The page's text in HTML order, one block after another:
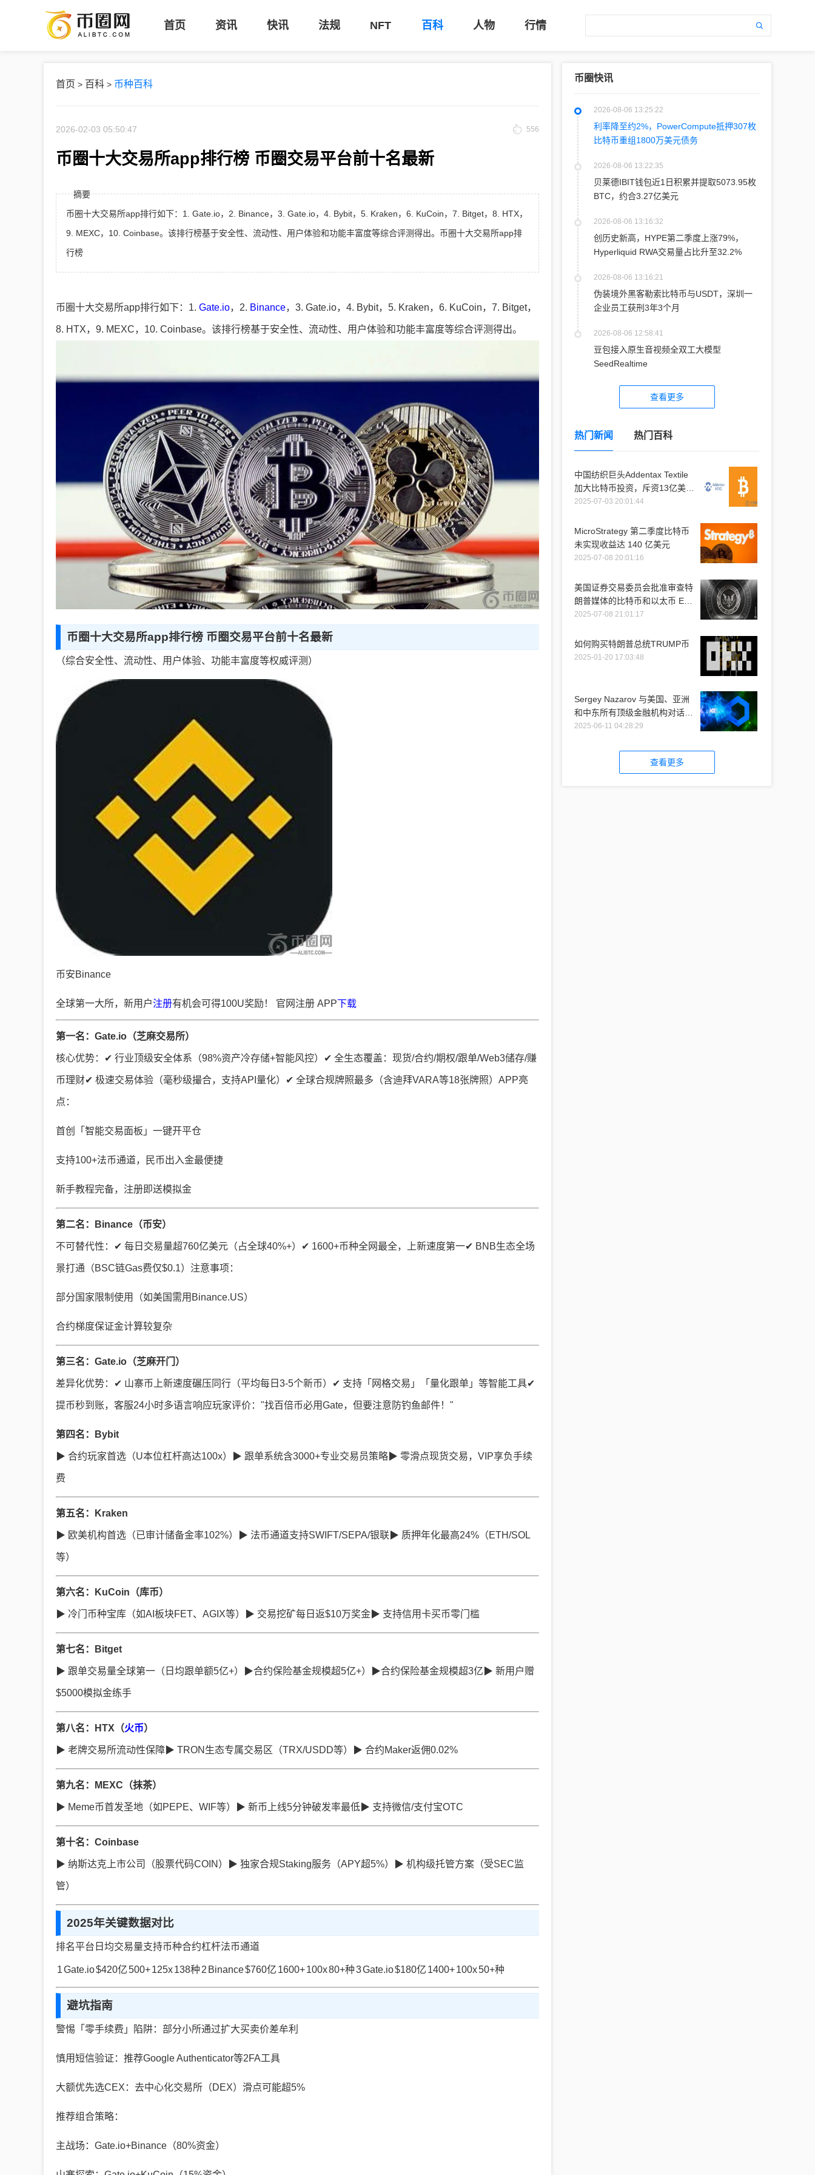
首页 资讯 快讯 法规 NFT 百科 人物 行情
首页 > 百科 > 币种百科
2026-02-03 05:50:47 556
币圈十大交易所app排行榜 币圈交易平台前十名最新
摘要
币圈十大交易所app排行如下：1. Gate.io，2. Binance，3. Gate.io，4. Bybit，5. Kraken，6. KuCoin，7. Bitget，8. HTX，
9. MEXC，10. Coinbase。该排行榜基于安全性、流动性、用户体验和功能丰富度等综合评测得出。币圈十大交易所app排
行榜
币圈十大交易所app排行如下：1. Gate.io，2. Binance，3. Gate.io，4. Bybit，5. Kraken，6. KuCoin，7. Bitget，
8. HTX，9. MEXC，10. Coinbase。该排行榜基于安全性、流动性、用户体验和功能丰富度等综合评测得出。
币圈十大交易所app排行榜 币圈交易平台前十名最新
（综合安全性、流动性、用户体验、功能丰富度等权威评测）
币安Binance
全球第一大所，新用户注册有机会可得100U奖励！ 官网注册 APP下载
第一名：Gate.io（芝麻交易所）
核心优势：✔ 行业顶级安全体系（98%资产冷存储+智能风控）✔ 全生态覆盖：现货/合约/期权/跟单/Web3储存/赚
币理财✔ 极速交易体验（毫秒级撮合，支持API量化）✔ 全球合规牌照最多（含迪拜VARA等18张牌照）APP亮
点：
首创「智能交易面板」一键开平仓
支持100+法币通道，民币出入金最便捷
新手教程完备，注册即送模拟金
第二名：Binance（币安）
不可替代性：✔ 每日交易量超760亿美元（占全球40%+）✔ 1600+币种全网最全，上新速度第一✔ BNB生态全场
景打通（BSC链Gas费仅$0.1）注意事项：
部分国家限制使用（如美国需用Binance.US）
合约梯度保证金计算较复杂
第三名：Gate.io（芝麻开门）
差异化优势：✔ 山寨币上新速度碾压同行（平均每日3-5个新币）✔ 支持「网格交易」「量化跟单」等智能工具✔
提币秒到账，客服24小时多语言响应玩家评价："找百倍币必用Gate，但要注意防钓鱼邮件！"
第四名：Bybit
▶ 合约玩家首选（U本位杠杆高达100x）▶ 跟单系统含3000+专业交易员策略▶ 零滑点现货交易，VIP享负手续
费
第五名：Kraken
▶ 欧美机构首选（已审计储备金率102%）▶ 法币通道支持SWIFT/SEPA/银联▶ 质押年化最高24%（ETH/SOL
等）
第六名：KuCoin（库币）
▶ 冷门币种宝库（如AI板块FET、AGIX等）▶ 交易挖矿每日返$10万奖金▶ 支持信用卡买币零门槛
第七名：Bitget
▶ 跟单交易量全球第一（日均跟单额5亿+）▶合约保险基金规模超5亿+）▶合约保险基金规模超3亿▶ 新用户赠
$5000模拟金练手
第八名：HTX（火币）
▶ 老牌交易所流动性保障▶ TRON生态专属交易区（TRX/USDD等）▶ 合约Maker返佣0.02%
第九名：MEXC（抹茶）
▶ Meme币首发圣地（如PEPE、WIF等）▶ 新币上线5分钟破发率最低▶ 支持微信/支付宝OTC
第十名：Coinbase
▶ 纳斯达克上市公司（股票代码COIN）▶ 独家合规Staking服务（APY超5%）▶ 机构级托管方案（受SEC监
管）
2025年关键数据对比
排名平台日均交易量支持币种合约杠杆法币通道
1Gate.io$420亿500+125x138种 2 Binance$760亿 1600+100x80+种3Gate.io$180亿 1400+100x50+种
避坑指南
警惕「零手续费」陷阱：部分小所通过扩大买卖价差牟利
慎用短信验证：推荐Google Authenticator等2FA工具
大额优先选CEX：去中心化交易所（DEX）滑点可能超5%
推荐组合策略：
主战场：Gate.io+Binance（80%资金）
币圈快讯
2026-08-06 13:25:22
利率降至约2%，PowerCompute抵押307枚
比特币重组1800万美元债务
2026-08-06 13:22:35
贝莱德IBIT钱包近1日积累并提取5073.95枚
BTC，约合3.27亿美元
2026-08-06 13:16:32
创历史新高，HYPE第二季度上涨79%，
Hyperliquid RWA交易量占比升至32.2%
2026-08-06 13:16:21
伪装境外黑客勒索比特币与USDT，深圳一
企业员工获刑3年3个月
2026-08-06 12:58:41
豆包接入原生音视频全双工大模型
SeedRealtime
查看更多
热门新闻 热门百科
中国纺织巨头Addentax Textile
加大比特币投资，斥资13亿美元
购入1.2万枚比特币
2025-07-03 20:01:44
MicroStrategy 第二季度比特币
未实现收益达 140 亿美元
2025-07-08 20:01:16
美国证券交易委员会批准审查特
朗普媒体的比特币和以太币 ETF
推介
2025-07-08 21:01:17
如何购买特朗普总统TRUMP币
2025-01-20 17:03:48
Sergey Nazarov 与美国、亚洲
和中东所有顶级金融机构对话时
提到 Chainlink
2025-06-11 04:28:29
查看更多